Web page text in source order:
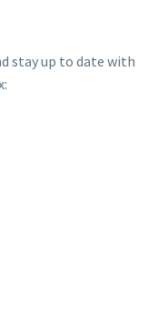
stay up to date with